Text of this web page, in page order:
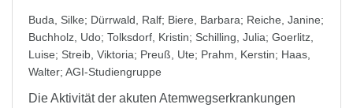
Buda, Silke; Dürrwald, Ralf; Biere, Barbara; Reiche, Janine;
Buchholz, Udo; Tolksdorf, Kristin; Schilling, Julia; Goerlitz,
Luise; Streib, Viktoria; Preuß, Ute; Prahm, Kerstin; Haas,
Walter; AGI-Studiengruppe
Die Aktivität der akuten Atemwegserkrankungen